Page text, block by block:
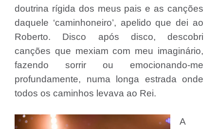
doutrina rígida dos meus pais e as canções
daquele ‘caminhoneiro’, apelido que dei ao
Roberto. Disco após disco, descobri
canções que mexiam com meu imaginário,
fazendo sorrir ou emocionando-me
profundamente, numa longa estrada onde
todos os caminhos levava ao Rei.
A